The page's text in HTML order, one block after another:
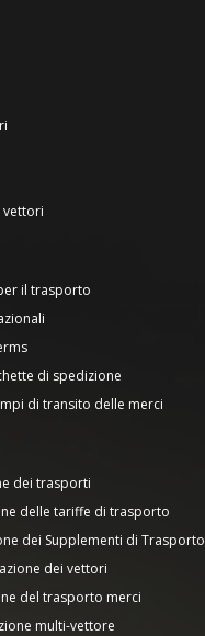
vettori
il trasporto
di spedizione
di transito delle merci
dei trasporti
delle tariffe di trasporto
dei Supplementi di Trasporto
dei vettori
del trasporto merci
multi-vettore